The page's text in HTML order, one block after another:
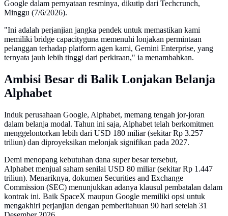
Google dalam pernyataan resminya, dikutip dari Techcrunch,
Minggu (7/6/2026).
"Ini adalah perjanjian jangka pendek untuk memastikan kami
memiliki bridge capacityguna memenuhi lonjakan permintaan
pelanggan terhadap platform agen kami, Gemini Enterprise, yang
ternyata jauh lebih tinggi dari perkiraan," ia menambahkan.
Ambisi Besar di Balik Lonjakan Belanja
Alphabet
Induk perusahaan Google, Alphabet, memang tengah jor-joran
dalam belanja modal. Tahun ini saja, Alphabet telah berkomitmen
menggelontorkan lebih dari USD 180 miliar (sekitar Rp 3.257
triliun) dan diproyeksikan melonjak signifikan pada 2027.
Demi menopang kebutuhan dana super besar tersebut,
Alphabet menjual saham senilai USD 80 miliar (sekitar Rp 1.447
triliun). Menariknya, dokumen Securities and Exchange
Commission (SEC) menunjukkan adanya klausul pembatalan dalam
kontrak ini. Baik SpaceX maupun Google memiliki opsi untuk
mengakhiri perjanjian dengan pemberitahuan 90 hari setelah 31